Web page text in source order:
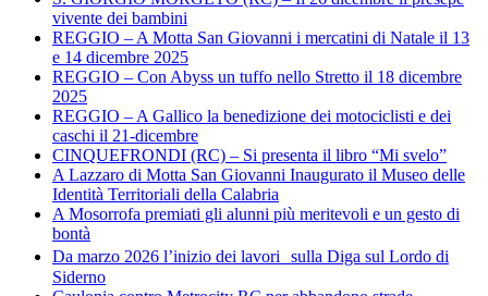
vivente dei bambini
REGGIO – A Motta San Giovanni i mercatini di Natale il 13
e 14 dicembre 2025
REGGIO – Con Abyss un tuffo nello Stretto il 18 dicembre
2025
REGGIO – A Gallico la benedizione dei motociclisti e dei
caschi il 21-dicembre
CINQUEFRONDI (RC) – Si presenta il libro “Mi svelo”
A Lazzaro di Motta San Giovanni Inaugurato il Museo delle
Identità Territoriali della Calabria
A Mosorrofa premiati gli alunni più meritevoli e un gesto di
bontà
Da marzo 2026 l’inizio dei lavori sulla Diga sul Lordo di
Siderno